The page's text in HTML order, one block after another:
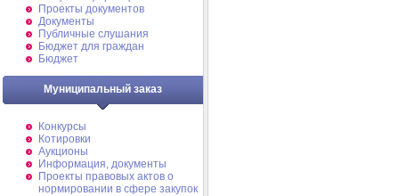
Проекты документов
Документы
Публичные слушания
Бюджет для граждан
Бюджет
Муниципальный заказ
Конкурсы
Котировки
Аукционы
Информация, документы
Проекты правовых актов о
нормировании в сфере закупок